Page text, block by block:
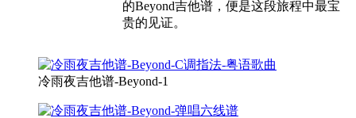
的Beyond吉他谱，便是这段旅程中最宝
贵的见证。
冷雨夜吉他谱-Beyond-1